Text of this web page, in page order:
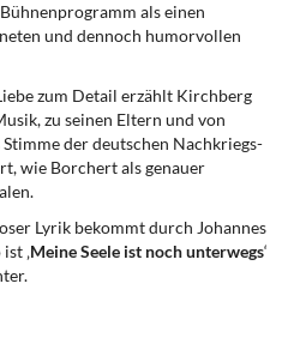
als einen
und dennoch humorvollen
zum Detail erzählt Kirchberg
zu seinen Eltern und von
der deutschen Nachkriegs-
wie Borchert als genauer
Lyrik bekommt durch Johannes
‚Meine Seele ist noch unterwegs‘